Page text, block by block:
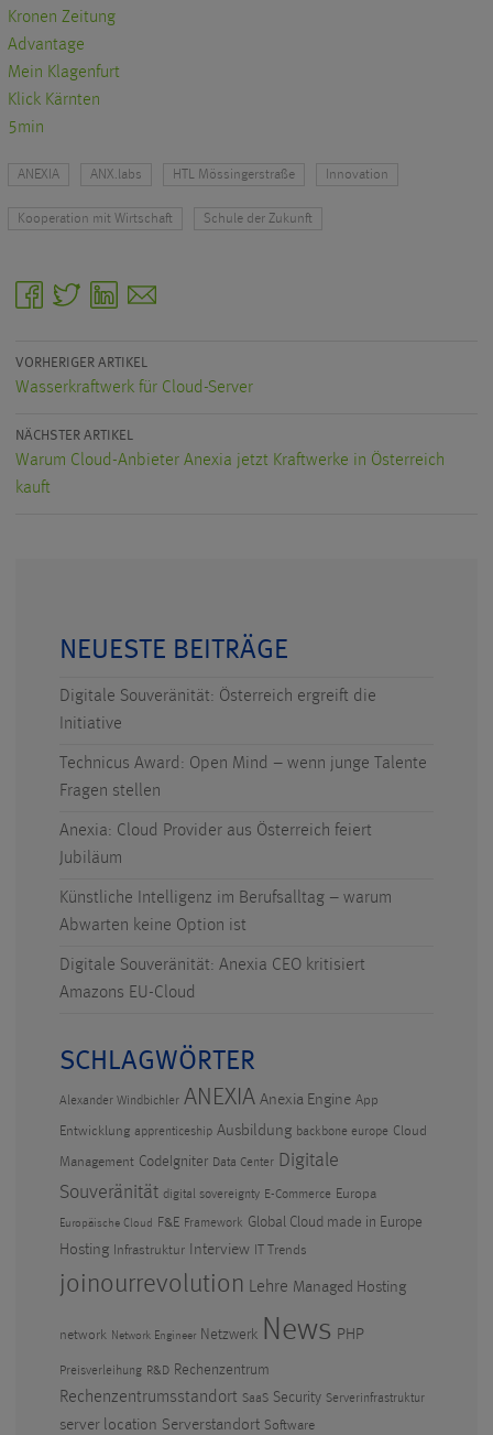
Kronen Zeitung
Advantage
Mein Klagenfurt
Klick Kärnten
5min
ANEXIA ANX.labs HTL Mössingerstraße Innovation
Kooperation mit Wirtschaft Schule der Zukunft
facebook
twitterlinkedin
email
VORHERIGER ARTIKEL
Wasserkraftwerk für Cloud-Server
NÄCHSTER ARTIKEL
Warum Cloud-Anbieter Anexia jetzt Kraftwerke in Österreich
kauft
NEUESTE BEITRÄGE
Digitale Souveränität: Österreich ergreift die
Initiative
Technicus Award: Open Mind – wenn junge Talente
Fragen stellen
Anexia: Cloud Provider aus Österreich feiert
Jubiläum
Künstliche Intelligenz im Berufsalltag – warum
Abwarten keine Option ist
Digitale Souveränität: Anexia CEO kritisiert
Amazons EU-Cloud
SCHLAGWÖRTER
Alexander Windbichler ANEXIA Anexia Engine App
Entwicklung apprenticeship Ausbildung backbone europe Cloud
Management CodeIgniter Data Center Digitale
Souveränität digital sovereignty E-Commerce Europa
Europäische Cloud F&E Framework Global Cloud made in Europe
Hosting Infrastruktur Interview IT Trends
joinourrevolution Lehre Managed Hosting
network Network Engineer Netzwerk News PHP
Preisverleihung R&D Rechenzentrum
Rechenzentrumsstandort SaaS Security Serverinfrastruktur
server location Serverstandort Software